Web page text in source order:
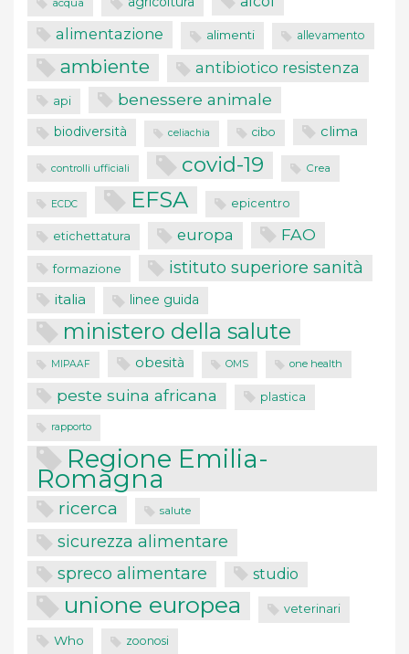
acqua
alimentazione alimenti allevamento
ambiente antibiotico resistenza
api benessere animale
biodiversità celiachia cibo clima
controlli ufficiali covid-19 Crea
ECDC EFSA epicentro
etichettatura europa FAO
formazione istituto superiore sanità
italia linee guida
ministero della salute
MIPAAF obesità OMS one health
peste suina africana plastica
rapporto
Regione Emilia-
Romagna
ricerca salute
sicurezza alimentare
spreco alimentare studio
unione europea veterinari
Who zoonosi